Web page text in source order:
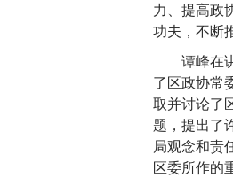
力、提高政
功夫，不断
谭峰在
了区政协常
取并讨论了
题，提出了
局观念和责
区委所作的